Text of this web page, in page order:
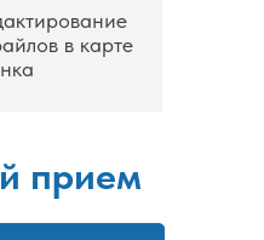
прием
в карте